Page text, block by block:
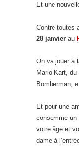
Et une
Contre toutes
28 janvier au
On va jouer à
Mario Kart,
Bomberman,
Et pour une
consomme un
votre âge et
dame à